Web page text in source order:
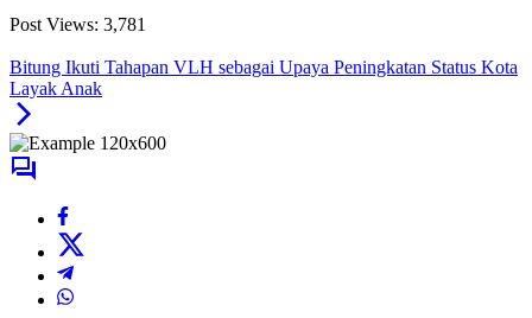
Post Views: 3,781
Bitung Ikuti Tahapan VLH sebagai Upaya Peningkatan Status Kota
Layak Anak